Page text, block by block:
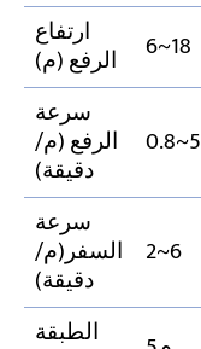
ارتفاع
الرفع (م) 6~18
سرعة
الرفع (م/
دقيقة)
0.8~5
سرعة
السفر(م/
دقيقة)
2~6
الطبقة